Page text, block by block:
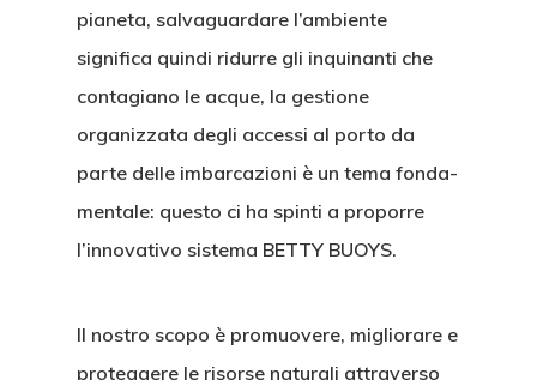
pianeta, salvaguardare l’ambiente
significa quindi ridurre gli inquinanti che
contagiano le acque, la gestione
organizzata degli accessi al porto da
parte delle imbarcazioni è un tema fonda-
mentale: questo ci ha spinti a proporre
l’innovativo sistema BETTY BUOYS.
Il nostro scopo è promuovere, migliorare e
proteggere le risorse naturali attraverso